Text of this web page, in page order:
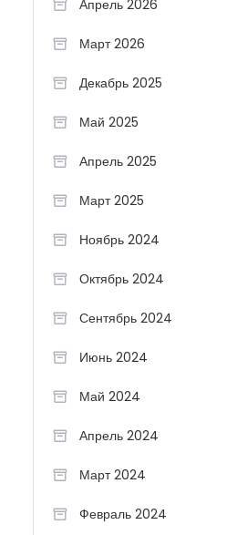
Апрель 2026
Март 2026
Декабрь 2025
Май 2025
Апрель 2025
Март 2025
Ноябрь 2024
Октябрь 2024
Сентябрь 2024
Июнь 2024
Май 2024
Апрель 2024
Март 2024
Февраль 2024